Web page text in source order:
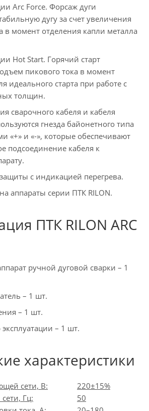
Arc Force. Форсаж дуги
дугу за счет увеличения
в момент отделения капли металла
Hot Start. Горячий старт
пикового тока в момент
идеального старта при работе с
толщин.
сварочного кабеля и кабеля
гнезда байонетного типа
«+» и «-», которые обеспечивают
подсоединение кабеля к
с индикацией перегрева.
аппараты серии ПТК RILON.
ПТК RILON ARC
ручной дуговой сварки – 1
– 1 шт.
– 1 шт.
– 1 шт.
характеристики
сети, В:
220±15%
Гц:
50